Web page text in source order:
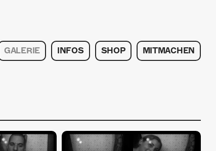
GALERIE INFOS SHOP MITMACHEN